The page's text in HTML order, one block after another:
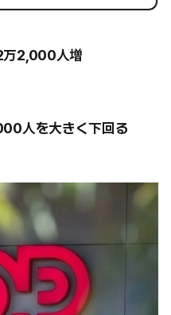
万2,000人増
人を大きく下回る